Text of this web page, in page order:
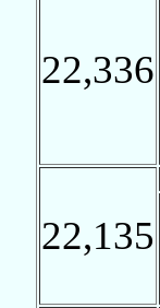
22,336
22,135